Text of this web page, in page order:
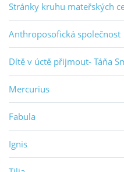
Stránky kruhu mateřských
Anthroposofická společnost
Dítě v úctě přijmout- Táňa
Mercurius
Fabula
Ignis